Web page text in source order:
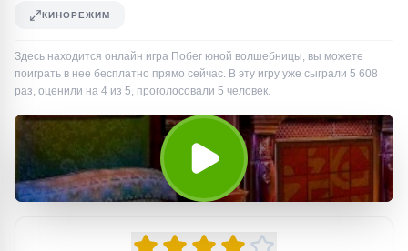
КИНОРЕЖИМ
Здесь находится онлайн игра Побег юной волшебницы, вы можете
поиграть в нее бесплатно прямо сейчас. В эту игру уже сыграли 5 608
раз, оценили на 4 из 5, проголосовали 5 человек.